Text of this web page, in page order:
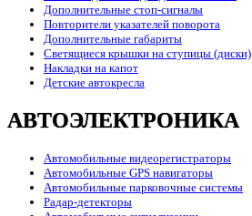
Дополнительные стоп-сигналы
Повторители указателей поворота
Дополнительные габариты
Светящиеся крышки на ступицы (диски)
Накладки на капот
Детские автокресла
АВТОЭЛЕКТРОНИКА
Автомобильные видеорегистраторы
Автомобильные GPS навигаторы
Автомобильные парковочные системы
Радар-детекторы